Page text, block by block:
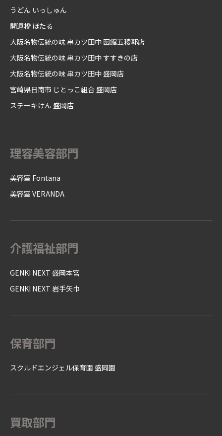
うどん いっしゅん
開運橋 ほたる
大阪名物伝統の味 串カツ田中 函館五稜郭店
大阪名物伝統の味 串カツ田中 すすきの店
大阪名物伝統の味 串カツ田中 盛岡店
宮崎県日南市 じとっこ組合 盛岡店
ステーキけん 盛岡店
理容美容部門
美容室 Fontana
美容室 VERANDA
介護福祉部門
GENKI NEXT 盛岡本宮
GENKI NEXT 岩手矢巾
保育部門
スクルドエンジェル保育園 盛岡園
買取部門